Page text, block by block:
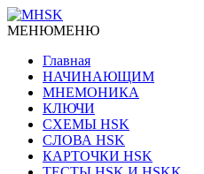
МЕНЮМЕНЮ
Главная
НАЧИНАЮЩИМ
МНЕМОНИКА
КЛЮЧИ
СХЕМЫ HSK
СЛОВА HSK
КАРТОЧКИ HSK